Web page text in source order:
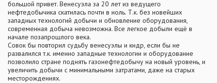
большой привет. Венесуэла за 20 лет из ведущего
нефтедобычика скатилась почти в ноль. Т.к. без новейших
западных технологий добычи и обновление оборудования,
современная добыча невозможна. Все легкое добыли ещё в
начале позапрошлого века.
Совок бы повторил судьбу венесуэлы и кндр, если бы не
развалился т.к. именно западные технологии и оборудование
позволило стране поднять газонефтедобычу на новый уровень, и
увеличить добычи с минимальными затратами, даже на старых
месторождениях.